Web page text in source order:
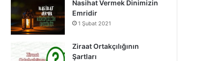
o
o
k
b
g
a
Nasihat Vermek Dinimizin
Emridir
1 Şubat 2021
Ziraat Ortakçılığının
Şartları